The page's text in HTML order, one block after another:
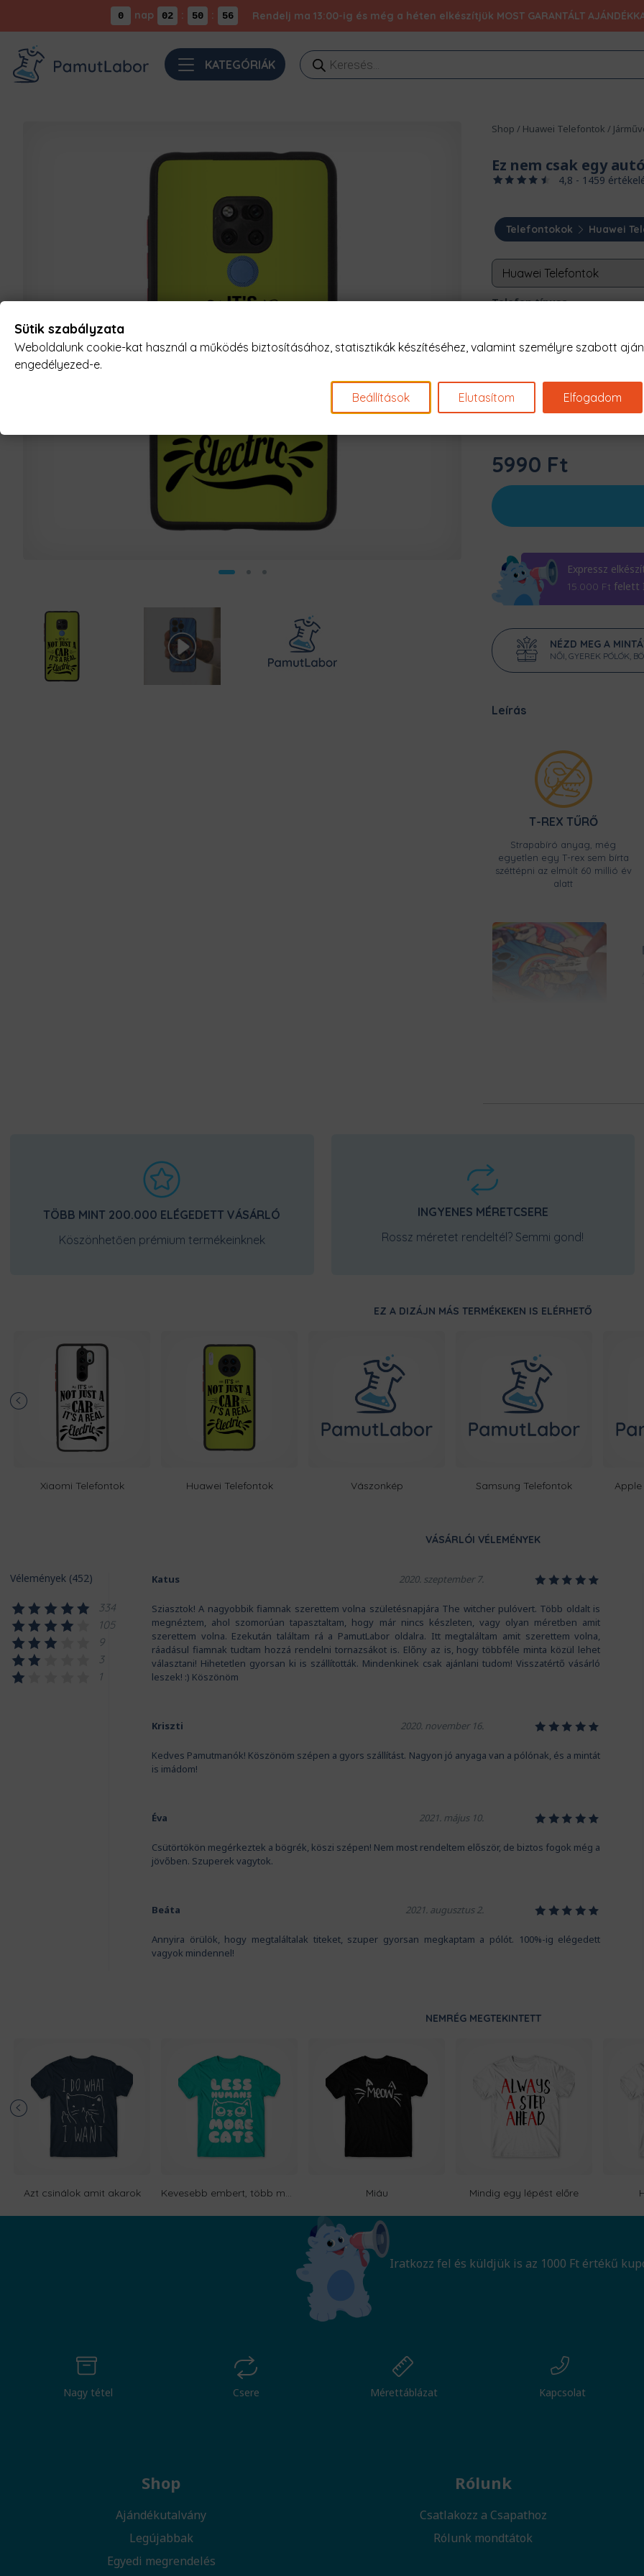
0 nap 02 : 50 : 55 Rendelj ma 13:00-ig és még a héten elkészítjük MOST GARANTÁLT
KATEGÓRIÁK
Products
search
Shop / Huawei Telefontok /
Ez nem csak egy
4,8 - 1459
Telefontokok Huawei
Telefon típusa
5990 Ft
Expressz
15.000 Ft felett
NÉZD MEG A
NŐI, GYEREK PÓLÓK,
Leírás
T-REX TŰRŐ
Strapabíró anyag, még
egyetlen egy T-rex sem bírta
széttépni az elmúlt 60 millió év
alatt
CSÚSZÁSGÁTLÓ
legnagyobb fokú védelmet
csúszkál benne a mobil, így attól
lepottyan a földre.
Ezt a terméket a kínálatunkban
egyedileg készítjük számodra, a
dolgoznak, hogy minél
és még frissen és ropogósan,
TÖBB MINT 200.000 ELÉGEDETT VÁSÁRLÓ
Köszönhetően prémium termékeinknek
INGYENES MÉRETCSERE
Rossz méretet rendeltél? Semmi gond!
EZ A DIZÁJN MÁS TERMÉKEKEN IS ELÉRHETŐ
Xiaomi Telefontok Huawei Telefontok Vászonkép Samsung Telefontok Apple
VÁSÁRLÓI VÉLEMÉNYEK
Vélemények (452)
334
105
9
3
1
Katus 2020. szeptember 7. 12345
Sziasztok! A nagyobbik fiamnak szerettem volna születésnapjára The witcher pulóvert. Több oldalt is
megnéztem, ahol szomorúan tapasztaltam, hogy már nincs készleten, vagy olyan méretben amit
szerettem volna. Ezekután találtam rá a PamutLabor oldalra. Itt megtaláltam amit szerettem volna,
ráadásul fiamnak tudtam hozzá rendelni tornazsákot is. Előny az is, hogy többféle minta közül lehet
választani! Hihetetlen gyorsan ki is szállították. Mindenkinek csak ajánlani tudom! Visszatértő vásárló
leszek! :) Köszönöm
Kriszti 2020. november 16. 12345
Kedves Pamutmanók! Köszönöm szépen a gyors szállítást. Nagyon jó anyaga van a pólónak, és a mintát
is imádom!
Éva 2021. május 10. 12345
Csütörtökön megérkeztek a bögrék, köszi szépen! Nem most rendeltem először, de biztos fogok még a
jövőben. Szuperek vagytok.
Beáta 2021. augusztus 2. 12345
Annyira örülök, hogy megtaláltalak titeket, szuper gyorsan megkaptam a pólót. 100%-ig elégedett
vagyok mindennel!
NEMRÉG MEGTEKINTETT
Azt csinálok amit akarok Kevesebb embert, több macskát Miáu Mindig egy lépést előre
Iratkozz fel és küldjük is az 1000 Ft értékű
Nagy tétel Csere Mérettáblázat Kapcsolat
Shop
Ajándékutalvány
Legújabbak
Egyedi megrendelés
Rólunk
Csatlakozz a Csapathoz
Rólunk mondtátok
Sütik szabályzata
Weboldalunk cookie-kat használ a működés biztosításához, statisztikák készítéséhez, valamint személyre szabott
engedélyezed-e.
Beállítások Elutasítom Elfogadom